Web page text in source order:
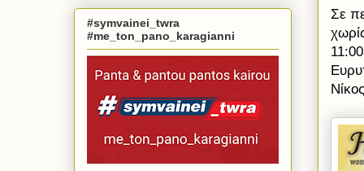
Σε
#symvainei_twra
#me_ton_pano_karagianni